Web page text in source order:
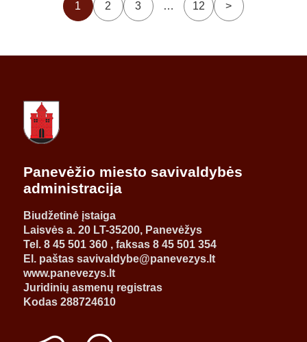
1 2 3 … 12 >
Panevėžio miesto savivaldybės
administracija
Biudžetinė įstaiga
Laisvės a. 20 LT-35200, Panevėžys
Tel. 8 45 501 360 , faksas 8 45 501 354
El. paštas savivaldybe@panevezys.lt
www.panevezys.lt
Juridinių asmenų registras
Kodas 288724610